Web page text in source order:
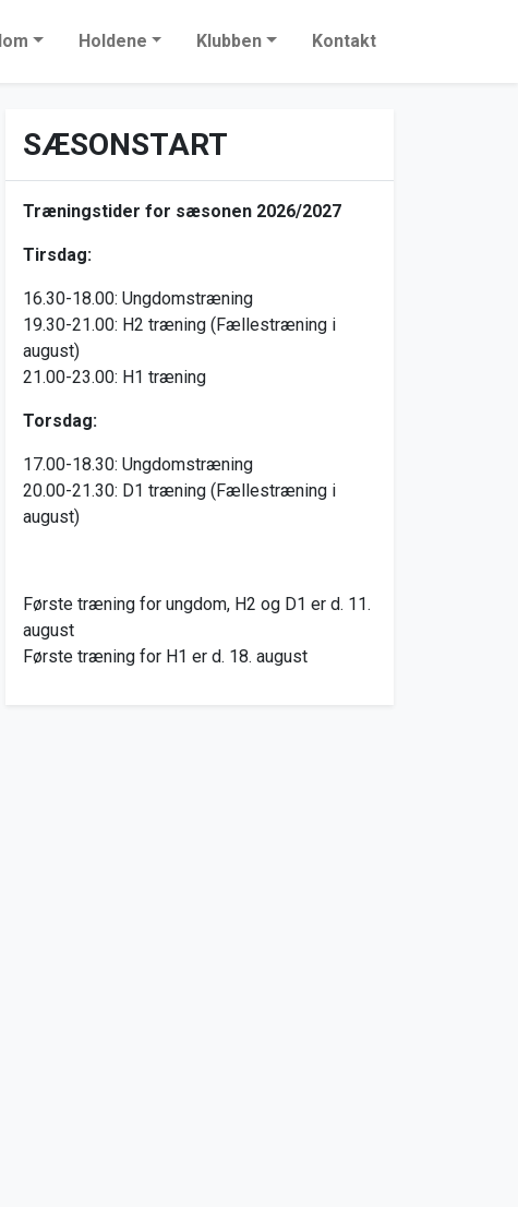
Holdene Klubben Kontakt
SÆSONSTART
Træningstider for sæsonen 2026/2027
Tirsdag:
16.30-18.00: Ungdomstræning
19.30-21.00: H2 træning (Fællestræning i
august)
21.00-23.00: H1 træning
Torsdag:
17.00-18.30: Ungdomstræning
20.00-21.30: D1 træning (Fællestræning i
august)
Første træning for ungdom, H2 og D1 er d. 11.
august
Første træning for H1 er d. 18. august